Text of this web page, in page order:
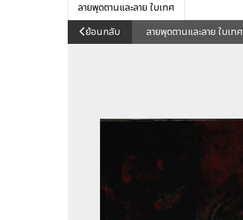
ลายพุดตานและลาย ใบเทศ
ย้อนกลับ
ลายพุดตานและลาย ใบเทศ